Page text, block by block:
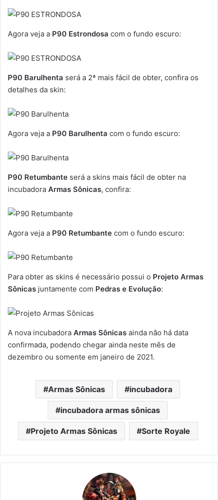
Agora veja a P90 Estrondosa com o fundo escuro:
P90 Barulhenta será a 2ª mais fácil de obter, confira os
detalhes da skin:
Agora veja a P90 Barulhenta com o fundo escuro:
P90 Retumbante será a skins mais fácil de obter na
incubadora Armas Sônicas, confira:
Agora veja a P90 Retumbante com o fundo escuro:
Para obter as skins é necessário possui o Projeto Armas
Sônicas juntamente com Pedras e Evolução:
A nova incubadora Armas Sônicas ainda não há data
confirmada, podendo chegar ainda neste mês de
dezembro ou somente em janeiro de 2021.
Armas Sônicas incubadora
incubadora armas sônicas
Projeto Armas Sônicas Sorte Royale